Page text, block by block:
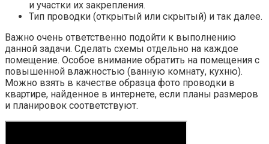
и участки их закрепления.
Тип проводки (открытый или скрытый) и так далее.
Важно очень ответственно подойти к выполнению
данной задачи. Сделать схемы отдельно на каждое
помещение. Особое внимание обратить на помещения с
повышенной влажностью (ванную комнату, кухню).
Можно взять в качестве образца фото проводки в
квартире, найденное в интернете, если планы размеров
и планировок соответствуют.